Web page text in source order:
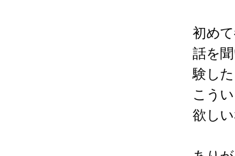
初め
話を
験し
こう
欲しい